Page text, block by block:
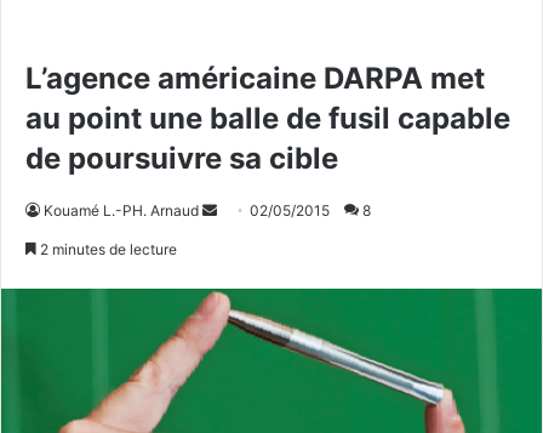
L’agence américaine DARPA met
au point une balle de fusil capable
de poursuivre sa cible
Kouamé L.-PH. Arnaud
o
y
02/05/2015 8
2 minutes de lecture